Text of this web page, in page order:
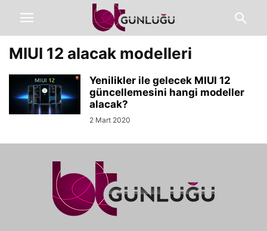
MIUI 12 alacak modelleri
Yenilikler ile gelecek MIUI 12
güncellemesini hangi modeller
alacak?
2 Mart 2020